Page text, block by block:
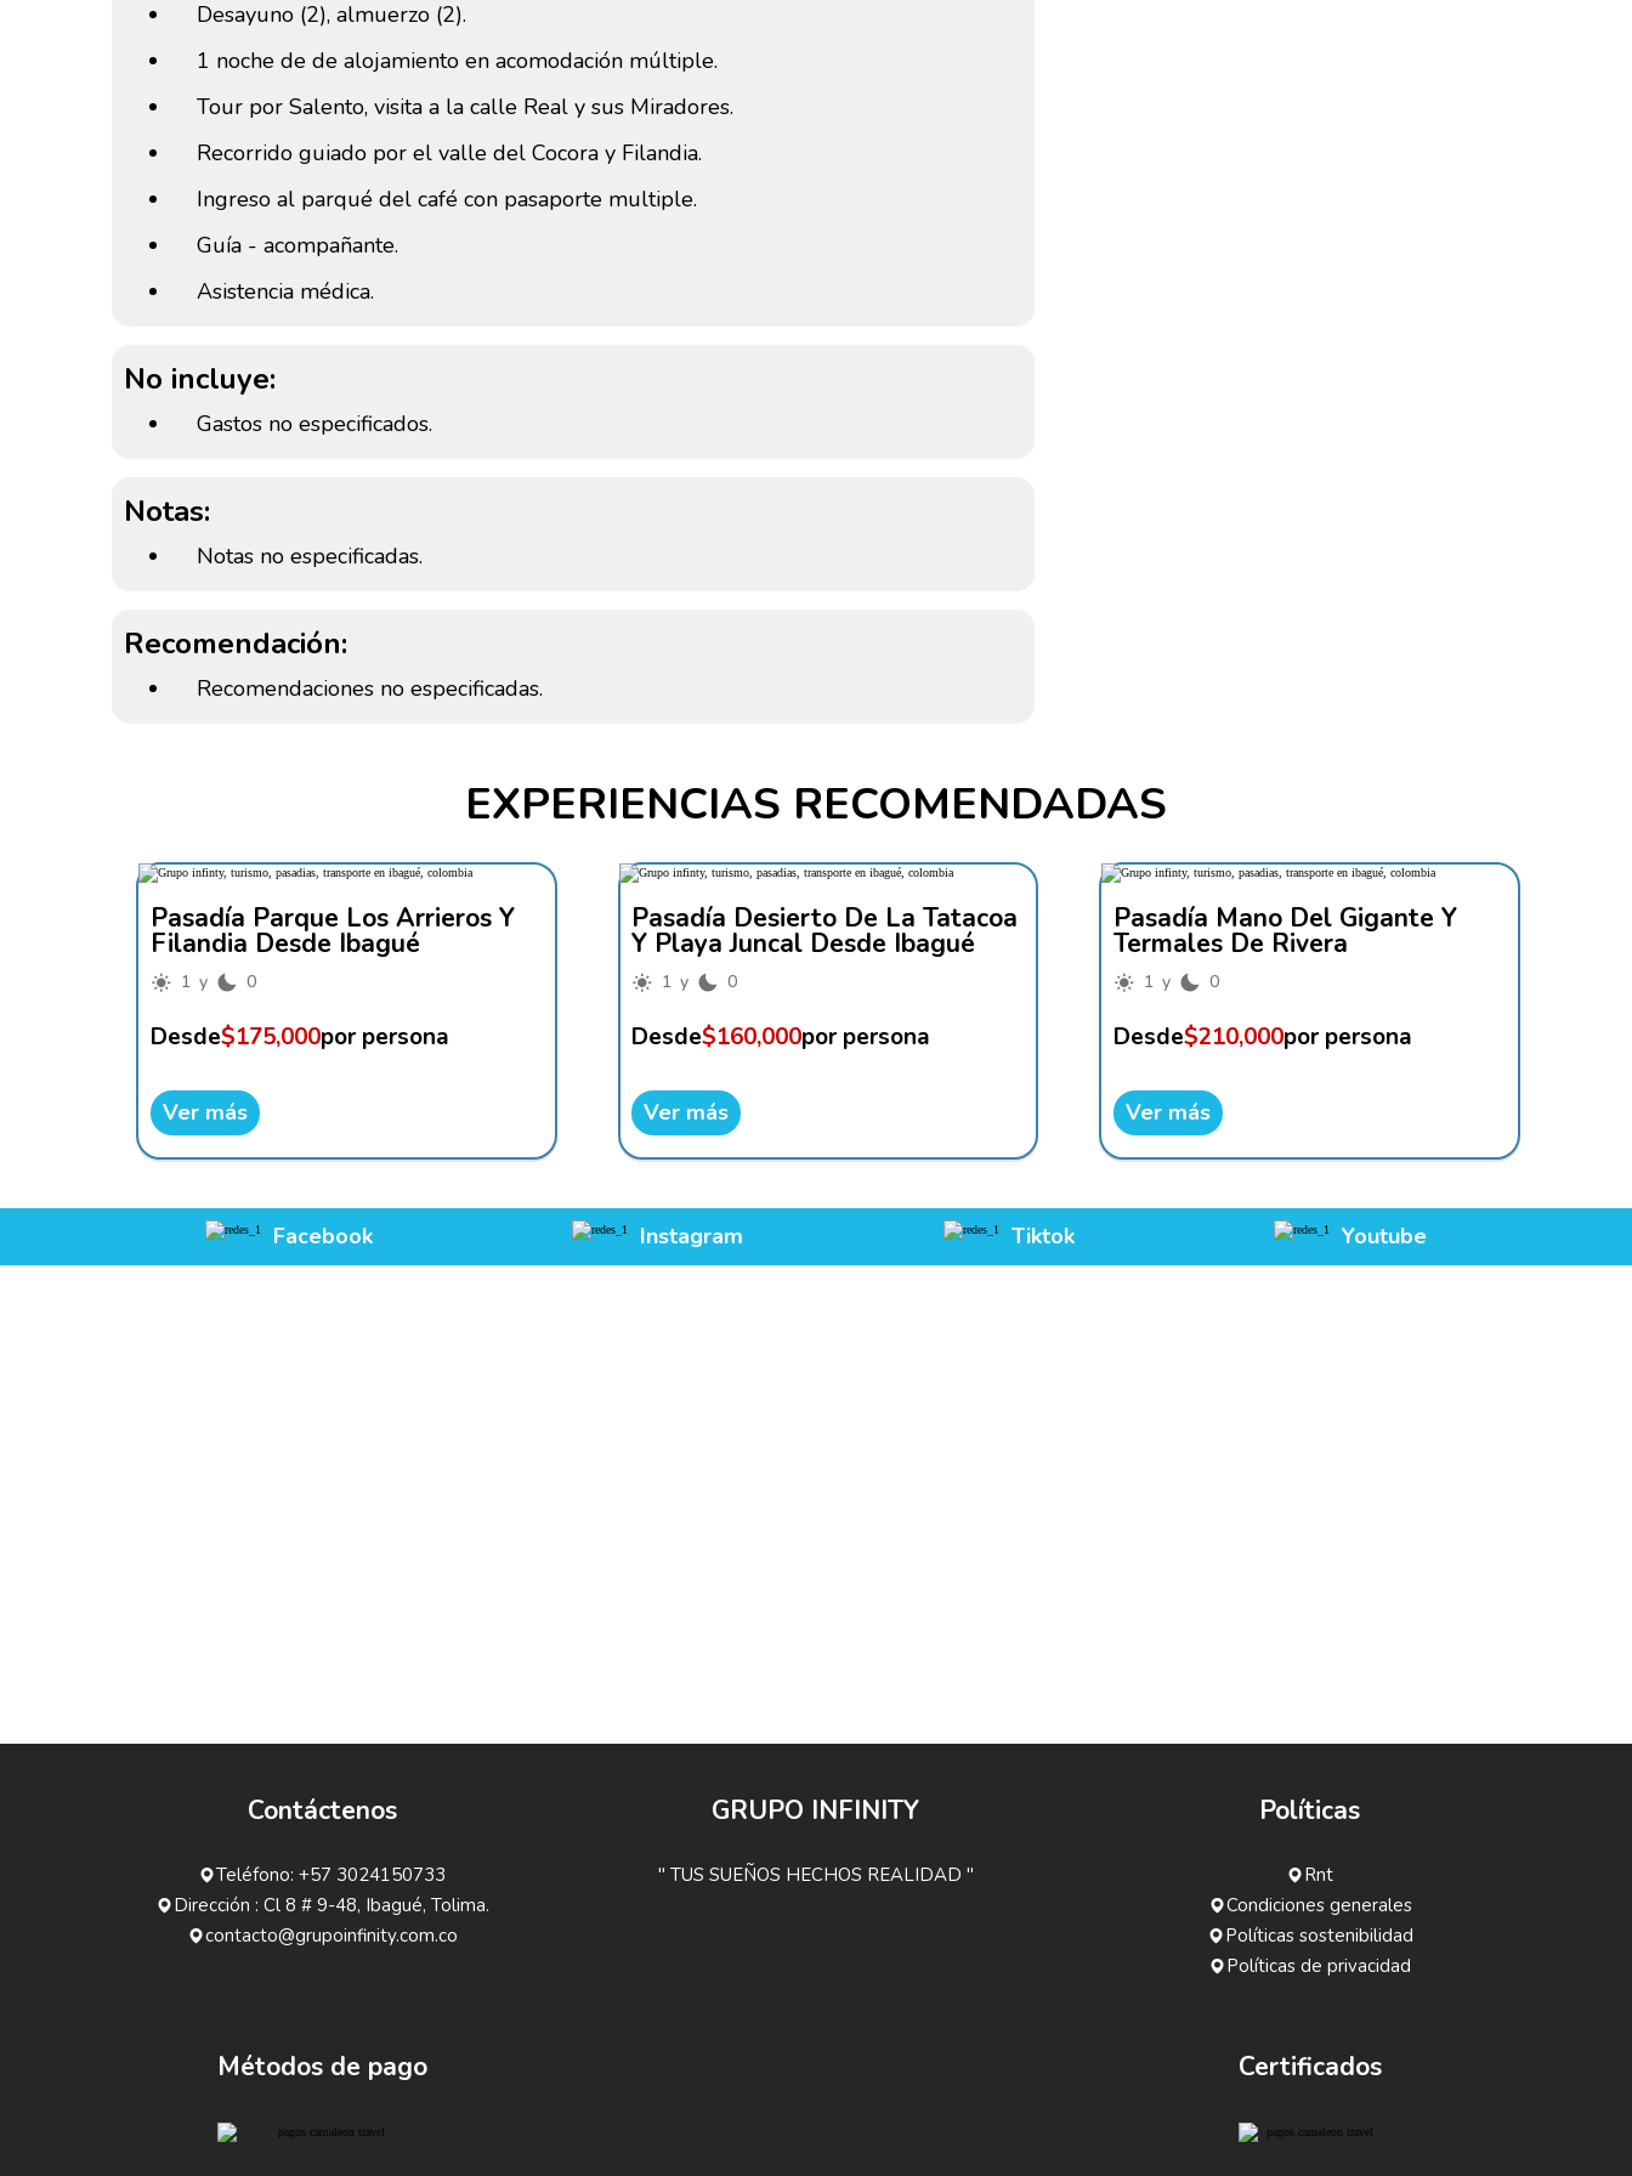
Desayuno (2), almuerzo (2).
1 noche de de alojamiento en acomodación múltiple.
Tour por Salento, visita a la calle Real y sus Miradores.
Recorrido guiado por el valle del Cocora y Filandia.
Ingreso al parqué del café con pasaporte multiple.
Guía - acompañante.
Asistencia médica.
No incluye:
Gastos no especificados.
Notas:
Notas no especificadas.
Recomendación:
Recomendaciones no especificadas.
EXPERIENCIAS RECOMENDADAS
Pasadía Parque Los Arrieros Y
Filandia Desde Ibagué
1 y 0
Desde$175,000por persona
Ver más
Pasadía Desierto De La Tatacoa
Y Playa Juncal Desde Ibagué
1 y 0
Desde$160,000por persona
Ver más
Pasadía Mano Del Gigante Y
Termales De Rivera
1 y 0
Desde$210,000por persona
Ver más
Facebook Instagram Tiktok Youtube
Contáctenos
Teléfono: +57 3024150733
Dirección : Cl 8 # 9-48, Ibagué, Tolima.
contacto@grupoinfinity.com.co
GRUPO INFINITY
" TUS SUEÑOS HECHOS REALIDAD "
Políticas
Rnt
Condiciones generales
Políticas sostenibilidad
Políticas de privacidad
Métodos de pago Certificados